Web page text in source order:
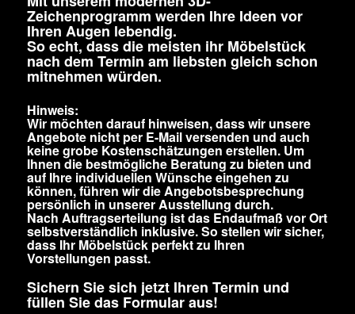
Zeichenprogramm werden Ihre Ideen vor
Ihren Augen lebendig.
So echt, dass die meisten ihr Möbelstück
nach dem Termin am liebsten gleich schon
mitnehmen würden.
Hinweis:
Wir möchten darauf hinweisen, dass wir unsere
Angebote nicht per E-Mail versenden und auch
keine grobe Kostenschätzungen erstellen. Um
Ihnen die bestmögliche Beratung zu bieten und
auf Ihre individuellen Wünsche eingehen zu
können, führen wir die Angebotsbesprechung
persönlich in unserer Ausstellung durch.
Nach Auftragserteilung ist das Endaufmaß vor Ort
selbstverständlich inklusive. So stellen wir sicher,
dass Ihr Möbelstück perfekt zu Ihren
Vorstellungen passt.
Sichern Sie sich jetzt Ihren Termin und
füllen Sie das Formular aus!